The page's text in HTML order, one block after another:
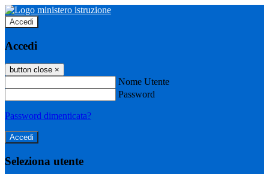
Accedi
Accedi
button close ×
Nome Utente
Password
Password dimenticata?
Seleziona utente